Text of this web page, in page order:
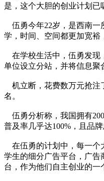
是，这个大胆的创业计划
伍勇今年22岁，是西南一
学，时间、空间都更加宽裕
在学校生活中，伍勇发现
单位设立分站，并将信息聚
机立断，花费数万元抢注
名。
伍勇分析称，我国拥有
普及率几乎达100%，且品
在伍勇的计划中，每一个
学生的细分广告平台，广
台，作为他们自主创业的一